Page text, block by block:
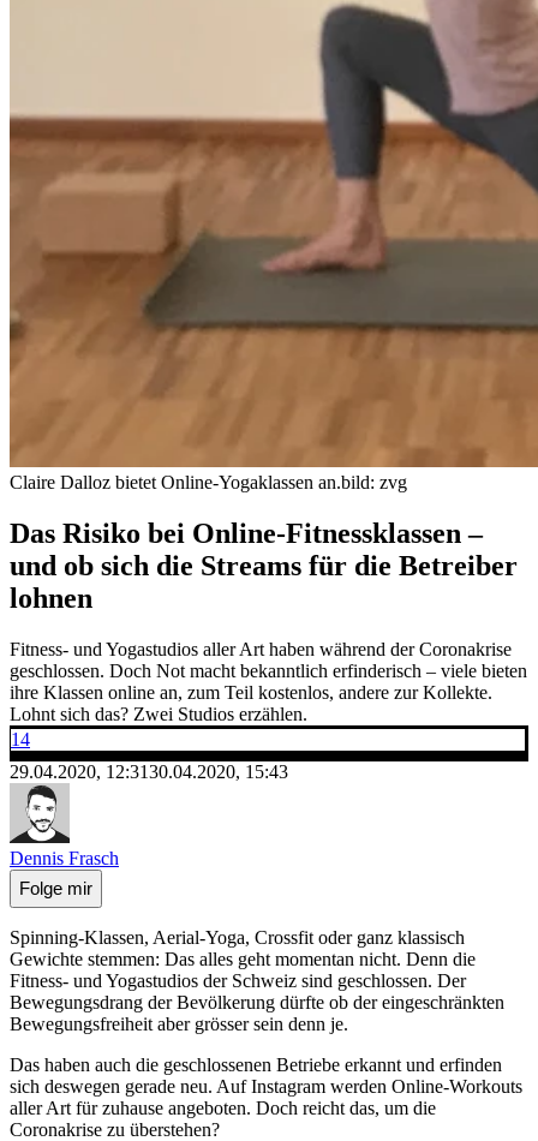
Claire Dalloz bietet Online-Yogaklassen an.bild: zvg
Das Risiko bei Online-Fitnessklassen –
und ob sich die Streams für die Betreiber
lohnen
Fitness- und Yogastudios aller Art haben während der Coronakrise
geschlossen. Doch Not macht bekanntlich erfinderisch – viele bieten
ihre Klassen online an, zum Teil kostenlos, andere zur Kollekte.
Lohnt sich das? Zwei Studios erzählen.
14
29.04.2020, 12:3130.04.2020, 15:43
Dennis Frasch
Folge mir
Spinning-Klassen, Aerial-Yoga, Crossfit oder ganz klassisch
Gewichte stemmen: Das alles geht momentan nicht. Denn die
Fitness- und Yogastudios der Schweiz sind geschlossen. Der
Bewegungsdrang der Bevölkerung dürfte ob der eingeschränkten
Bewegungsfreiheit aber grösser sein denn je.
Das haben auch die geschlossenen Betriebe erkannt und erfinden
sich deswegen gerade neu. Auf Instagram werden Online-Workouts
aller Art für zuhause angeboten. Doch reicht das, um die
Coronakrise zu überstehen?